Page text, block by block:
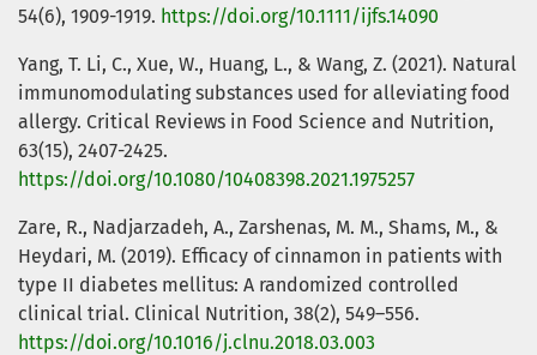
54(6), 1909-1919. https://doi.org/10.1111/ijfs.14090
Yang, T. Li, C., Xue, W., Huang, L., & Wang, Z. (2021). Natural
immunomodulating substances used for alleviating food
allergy. Critical Reviews in Food Science and Nutrition,
63(15), 2407-2425.
https://doi.org/10.1080/10408398.2021.1975257
Zare, R., Nadjarzadeh, A., Zarshenas, M. M., Shams, M., &
Heydari, M. (2019). Efficacy of cinnamon in patients with
type II diabetes mellitus: A randomized controlled
clinical trial. Clinical Nutrition, 38(2), 549–556.
https://doi.org/10.1016/j.clnu.2018.03.003